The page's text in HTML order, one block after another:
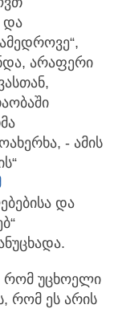
და
არაფერი
- ამის
და
რომ უცხოელი
რომ ეს არის